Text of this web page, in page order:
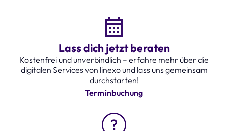
Lass dich jetzt beraten
Kostenfrei und unverbindlich – erfahre mehr über die
digitalen Services von linexo und lass uns gemeinsam
durchstarten!
Terminbuchung